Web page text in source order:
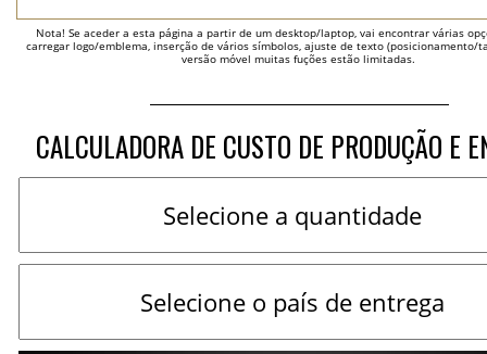
Nota! Se aceder a esta página a partir de um desktop/laptop, vai encontrar várias
carregar logo/emblema, inserção de vários símbolos, ajuste de texto (posicionamento/
versão móvel muitas fuções estão limitadas.
CALCULADORA DE CUSTO DE PRODUÇÃO E